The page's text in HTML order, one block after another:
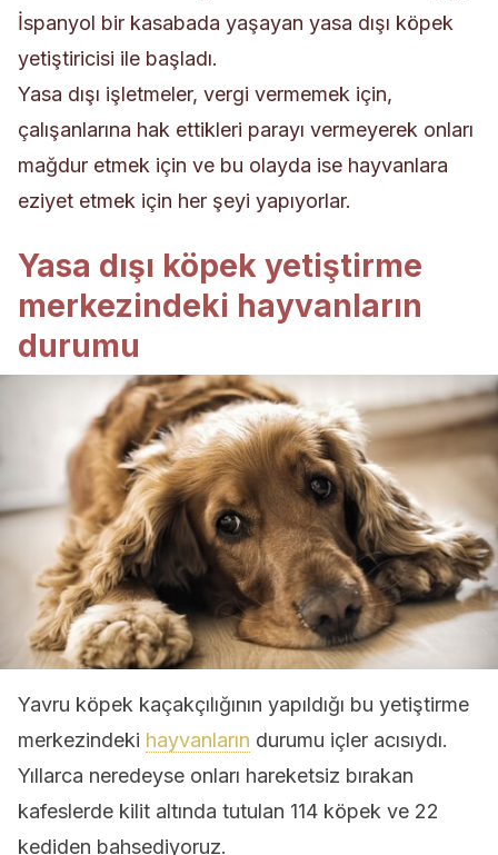
İspanyol bir kasabada yaşayan yasa dışı köpek
yetiştiricisi ile başladı.
Yasa dışı işletmeler, vergi vermemek için,
çalışanlarına hak ettikleri parayı vermeyerek onları
mağdur etmek için ve bu olayda ise hayvanlara
eziyet etmek için her şeyi yapıyorlar.
Yasa dışı köpek yetiştirme
merkezindeki hayvanların
durumu
Yavru köpek kaçakçılığının yapıldığı bu yetiştirme
merkezindeki hayvanların durumu içler acısıydı.
Yıllarca neredeyse onları hareketsiz bırakan
kafeslerde kilit altında tutulan 114 köpek ve 22
kediden bahsediyoruz.